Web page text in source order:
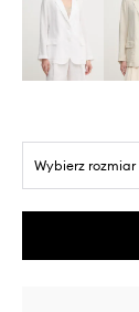
Wybierz rozmiar